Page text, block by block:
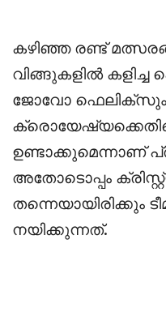
കഴിഞ്ഞ രണ്ട്
വിങ്ങുകളിൽ
ജോവോ ഫെലിക്സും
ഉണ്ടാക്കുമെന്നാണ്
അതോടൊപ്പം
തന്നെയായിരിക്കും
നയിക്കുന്നത്.